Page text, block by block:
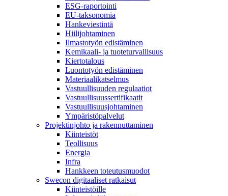
ESG-raportointi
EU-taksonomia
Hankeviestintä
Hiilijohtaminen
Ilmastotyön edistäminen
Kemikaali- ja tuoteturvallisuus
Kiertotalous
Luontotyön edistäminen
Materiaalikatselmus
Vastuullisuuden regulaatiot
Vastuullisuussertifikaatit
Vastuullisuusjohtaminen
Ympäristöpalvelut
Projektinjohto ja rakennuttaminen
Kiinteistöt
Teollisuus
Energia
Infra
Hankkeen toteutusmuodot
Swecon digitaaliset ratkaisut
Kiinteistöille